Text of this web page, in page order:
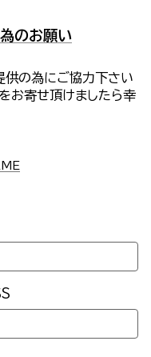
のお願い
供の為にご協力下さい
お寄せ頂けましたら幸